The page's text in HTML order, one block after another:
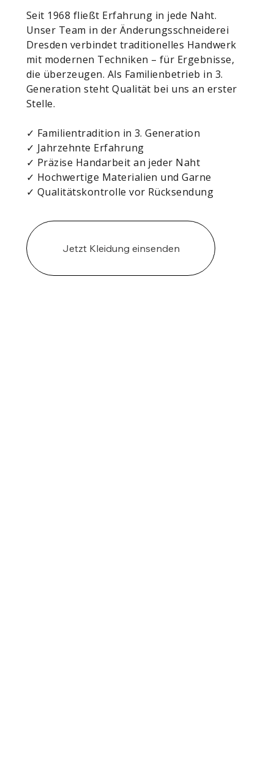
Seit 1968 fließt Erfahrung in jede Naht.
Unser Team in der Änderungsschneiderei
Dresden verbindet traditionelles Handwerk
mit modernen Techniken – für Ergebnisse,
die überzeugen. Als Familienbetrieb in 3.
Generation steht Qualität bei uns an erster
Stelle.
✓ Familientradition in 3. Generation
✓ Jahrzehnte Erfahrung
✓ Präzise Handarbeit an jeder Naht
✓ Hochwertige Materialien und Garne
✓ Qualitätskontrolle vor Rücksendung
Jetzt Kleidung einsenden